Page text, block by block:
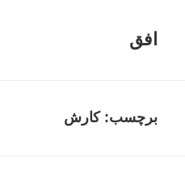
افق
برچسب:کارش